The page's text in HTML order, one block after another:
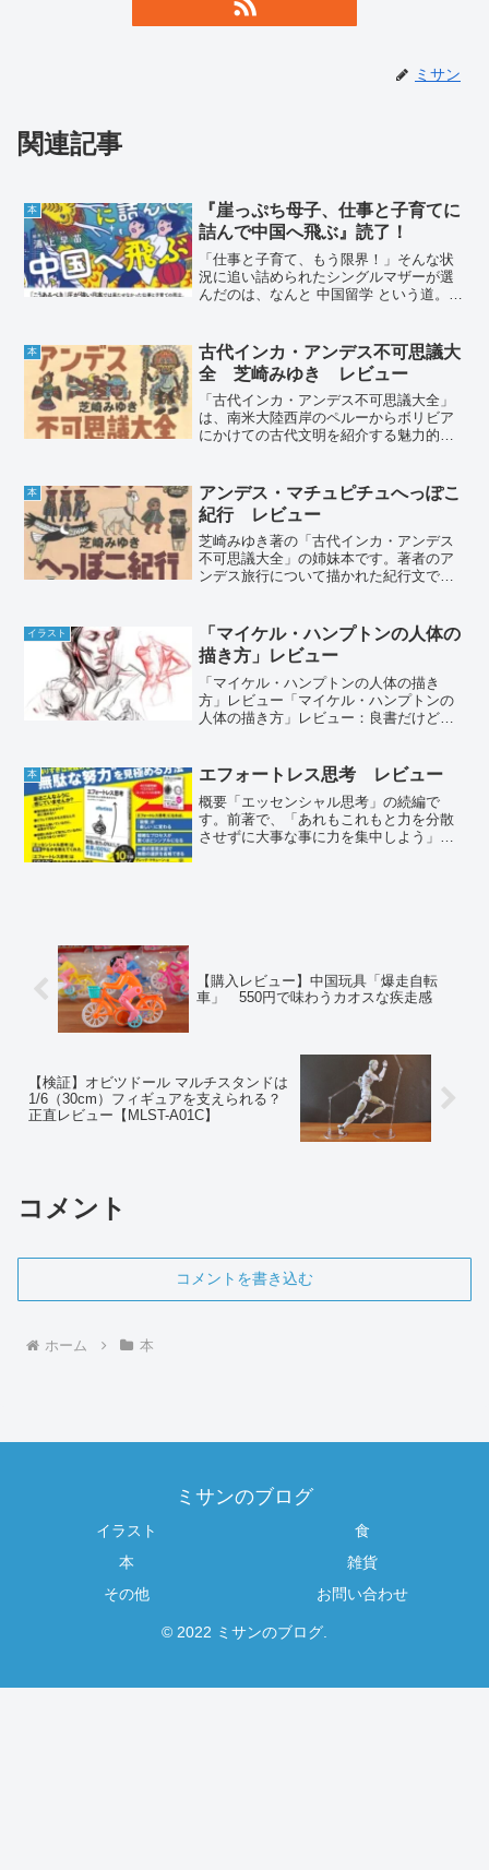
ミサン
関連記事
本
『崖っぷち母子、仕事と子育てに
詰んで中国へ飛ぶ』読了！
「仕事と子育て、もう限界！」そんな状
況に追い詰められたシングルマザーが選
んだのは、なんと 中国留学 という道。日
いていく——本書は、そんな奮闘をリア
ルにつづったエッセイです。
本
古代インカ・アンデス不可思議大
全 芝崎みゆき レビュー
「古代インカ・アンデス不可思議大全」
は、南米大陸西岸のペルーからボリビア
にかけての古代文明を紹介する魅力的な
な文献調査や現地取材に基づいた内容を
分かりやすく解説している...
本
アンデス・マチュピチュへっぽこ
紀行 レビュー
芝崎みゆき著の「古代インカ・アンデス
不可思議大全」の姉妹本です。著者のア
ンデス旅行について描かれた紀行文で
で楽しく描かれています。自分ではとて
も行こうとは思いませんが、...
イラスト
「マイケル・ハンプトンの人体の
描き方」レビュー
「マイケル・ハンプトンの人体の描き
方」レビュー「マイケル・ハンプトンの
人体の描き方」レビュー：良書だけど、
く上で役立つ考え方が詰まった本です。
特に、複雑な人体をシンプル...
本 エフォートレス思考 レビュー
概要「エッセンシャル思考」の続編で
す。前著で、「あれもこれもと力を分散
させずに大事な事に力を集中しよう」
【購入レビュー】中国玩具「爆走自転
車」 550円で味わうカオスな疾走感
【検証】オビツドール マルチスタンドは
1/6（30cm）フィギュアを支えられる？
正直レビュー【MLST-A01C】
コメント
コメントを書き込む
ホーム 本
ミサンのブログ
イラスト
食
本
雑貨
その他
お問い合わせ
© 2022 ミサンのブログ.